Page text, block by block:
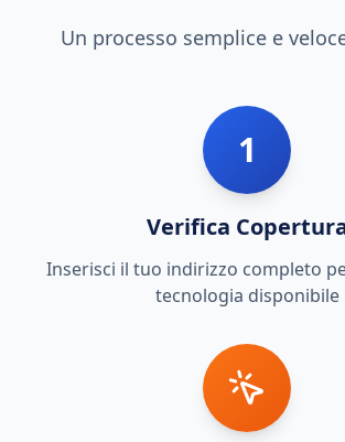
Un processo semplice e
1
Verifica
Inserisci il tuo indirizzo completo
tecnologia disponibile